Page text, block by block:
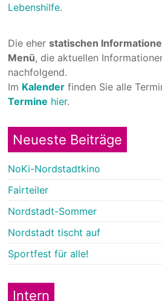
Lebenshilfe.
Die eherstatischen
Menü, die aktuellen
nachfolgend.
Im Kalender finden Sie alle
Termine hier.
Neueste Beiträge
NoKi-Nordstadtkino
Fairteiler
Nordstadt-Sommer
Nordstadt tischt auf
Sportfest für alle!
Intern